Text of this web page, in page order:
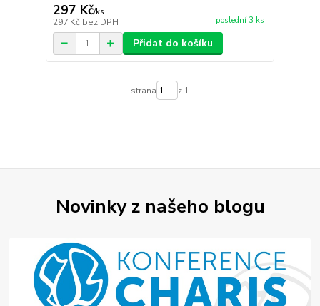
297 Kč/ks
297 Kč bez DPH poslední 3 ks
Přidat do košíku
strana z 1
Novinky z našeho blogu